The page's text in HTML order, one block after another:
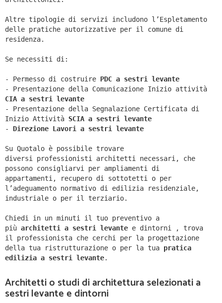
Altre tipologie di servizi includono l’Espletamento
delle pratiche autorizzative per il comune di
residenza.
Se necessiti di:
- Permesso di costruire PDC a sestri levante
- Presentazione della Comunicazione Inizio attività
CIA a sestri levante
- Presentazione della Segnalazione Certificata di
Inizio Attività SCIA a sestri levante
- Direzione Lavori a sestri levante
Su Quotalo è possibile trovare
diversi professionisti architetti necessari, che
possono consigliarvi per ampliamenti di
appartamenti, recupero di sottotetti o per
l’adeguamento normativo di edilizia residenziale,
industriale o per il terziario.
Chiedi in un minuti il tuo preventivo a
più architetti a sestri levante e dintorni ,
trova
il professionista che cerchi per la progettazione
della tua ristrutturazione o per la tua pratica
edilizia a sestri levante.
Architetti o studi di architettura selezionati a
sestri levante e dintorni